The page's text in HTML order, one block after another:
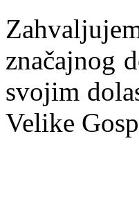
značajnog
svojim
Velike